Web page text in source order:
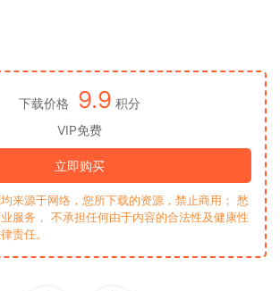
下载价格 9.9 积分
VIP免费
立即购买
来源于网络，您所下载的资源，禁止商用； 愁
服务， 不承担任何由于内容的合法性及健康性
责任。